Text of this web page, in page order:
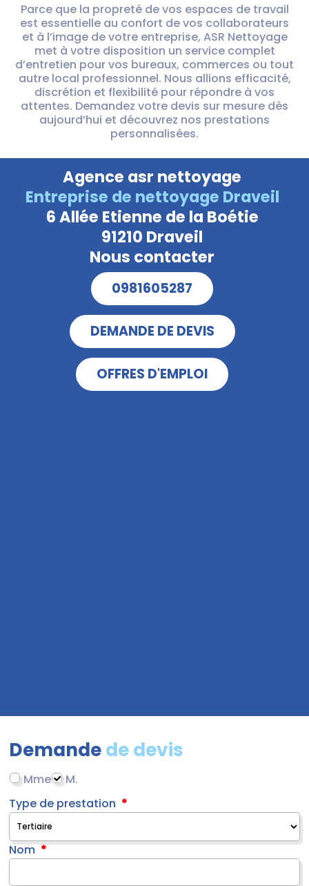
Parce que la propreté de vos espaces de travail
est essentielle au confort de vos collaborateurs
et à l’image de votre entreprise, ASR Nettoyage
met à votre disposition un service complet
d’entretien pour vos bureaux, commerces ou tout
autre local professionnel. Nous allions efficacité,
discrétion et flexibilité pour répondre à vos
attentes. Demandez votre devis sur mesure dès
aujourd’hui et découvrez nos prestations
personnalisées.
Agence asr nettoyage
Entreprise de nettoyage Draveil
6 Allée Etienne de la Boétie
91210 Draveil
Nous contacter
0981605287
DEMANDE DE DEVIS
OFFRES D'EMPLOI
Demandede devis
Mme
M.
Type de prestation
Nom